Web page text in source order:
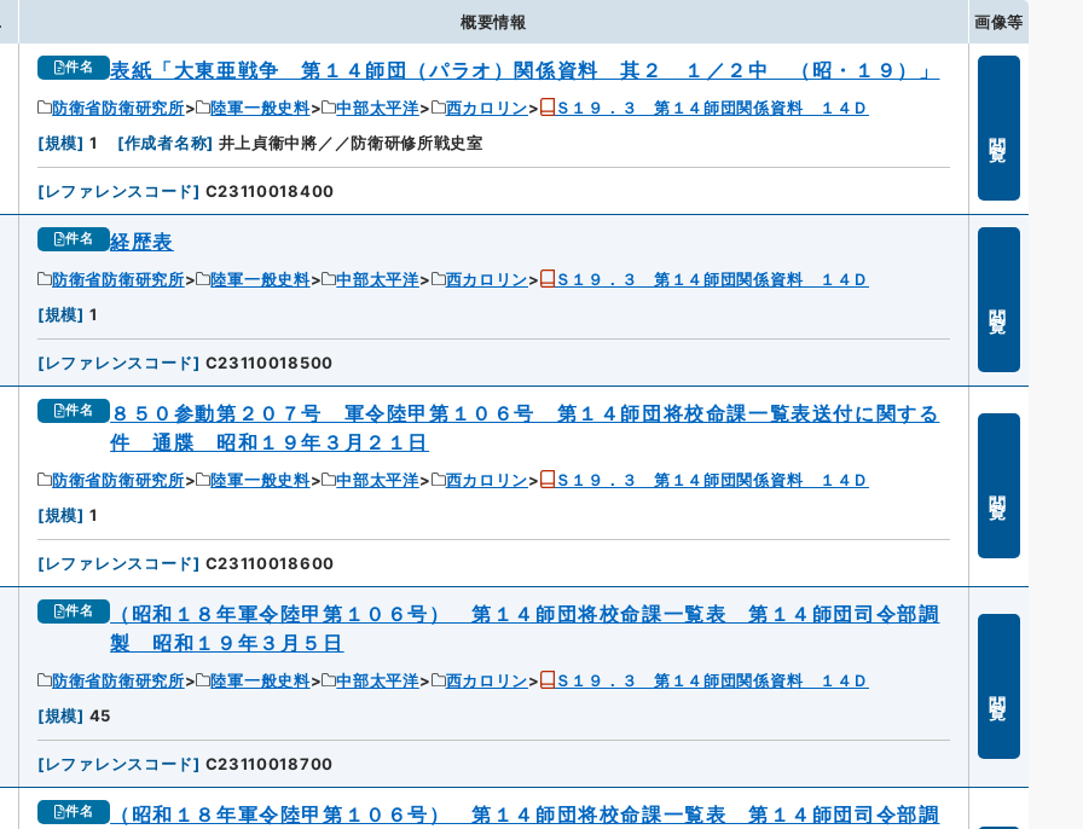
概要情報 画像等
件名 表紙「大東亜戦争 第１４師団（パラオ）関係資料 其２ １／２中 （昭・１９）」
防衛省防衛研究所 陸軍一般史料 中部太平洋 西カロリン
Ｓ１９．３ 第１４師団関係資料 １４Ｄ
[規模] 1 [作成者名称] 井上貞衞中將／／防衛研修所戦史室
[レファレンスコード] C23110018400
件名 経歴表
防衛省防衛研究所 陸軍一般史料 中部太平洋 西カロリン
Ｓ１９．３ 第１４師団関係資料 １４Ｄ
[規模] 1
[レファレンスコード] C23110018500
件名
８５０参動第２０７号 軍令陸甲第１０６号 第１４師団将校命課一覧表送付に関する
件 通牒 昭和１９年３月２１日
防衛省防衛研究所 陸軍一般史料 中部太平洋 西カロリン
Ｓ１９．３ 第１４師団関係資料 １４Ｄ
[規模] 1
[レファレンスコード] C23110018600
件名
（昭和１８年軍令陸甲第１０６号） 第１４師団将校命課一覧表 第１４師団司令部調
製 昭和１９年３月５日
防衛省防衛研究所 陸軍一般史料 中部太平洋 西カロリン
Ｓ１９．３ 第１４師団関係資料 １４Ｄ
[規模] 45
[レファレンスコード] C23110018700
件名
（昭和１８年軍令陸甲第１０６号） 第１４師団将校命課一覧表 第１４師団司令部調